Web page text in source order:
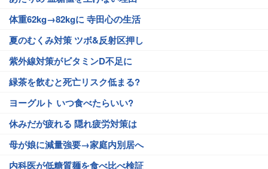
体重62kg→82kgに 寺田心の生活
夏のむくみ対策 ツボ&反射区押し
紫外線対策がビタミンD不足に
緑茶を飲むと死亡リスク低まる?
ヨーグルト いつ食べたらいい?
休みだが疲れる 隠れ疲労対策は
母が娘に減量強要→家庭内別居へ
内科医が低糖質麺を食べ比べ検証